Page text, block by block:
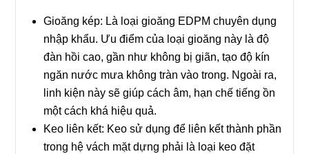
Gioăng kép: Là loại gioăng EDPM chuyên dụng
nhập khẩu. Ưu điểm của loại gioăng này là độ
đàn hồi cao, gần như không bị giãn, tạo độ kín
ngăn nước mưa không tràn vào trong. Ngoài ra,
linh kiện này sẽ giúp cách âm, hạn chế tiếng ồn
một cách khá hiệu quả.
Keo liên kết: Keo sử dụng để liên kết thành phần
trong hệ vách mặt dựng phải là loại keo đặt